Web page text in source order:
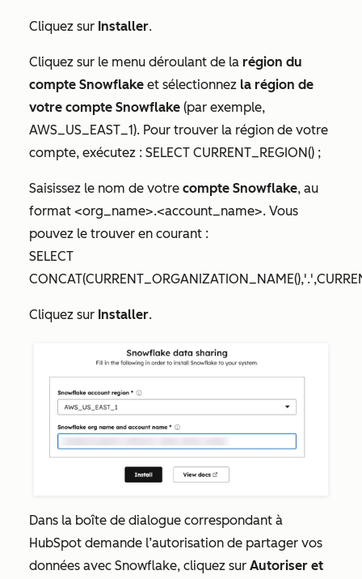
Cliquez sur Installer.
Cliquez sur le menu déroulant de la région du
compte Snowflake et sélectionnez la région de
votre compte Snowflake (par exemple,
AWS_US_EAST_1). Pour trouver la région de votre
compte, exécutez : SELECT CURRENT_REGION() ;
Saisissez le nom de votre compte Snowflake, au
format <org_name>.<account_name>. Vous
pouvez le trouver en courant :
SELECT
Cliquez sur Installer.
Dans la boîte de dialogue correspondant à
HubSpot demande l’autorisation de partager vos
données avec Snowflake, cliquez sur Autoriser et